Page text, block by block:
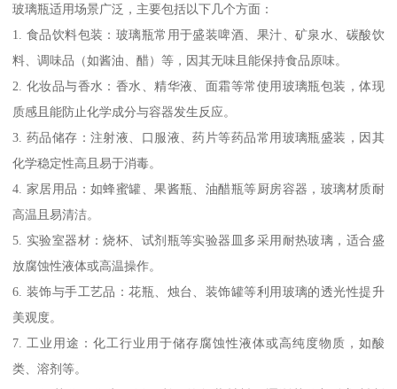
玻璃瓶适用场景广泛，主要包括以下几个方面：
1. 食品饮料包装：玻璃瓶常用于盛装啤酒、果汁、矿泉水、碳酸饮
料、调味品（如酱油、醋）等，因其无味且能保持食品原味。
2. 化妆品与香水：香水、精华液、面霜等常使用玻璃瓶包装，体现
质感且能防止化学成分与容器发生反应。
3. 药品储存：注射液、口服液、药片等药品常用玻璃瓶盛装，因其
化学稳定性高且易于消毒。
4. 家居用品：如蜂蜜罐、果酱瓶、油醋瓶等厨房容器，玻璃材质耐
高温且易清洁。
5. 实验室器材：烧杯、试剂瓶等实验器皿多采用耐热玻璃，适合盛
放腐蚀性液体或高温操作。
6. 装饰与手工艺品：花瓶、烛台、装饰罐等利用玻璃的透光性提升
美观度。
7. 工业用途：化工行业用于储存腐蚀性液体或高纯度物质，如酸
类、溶剂等。